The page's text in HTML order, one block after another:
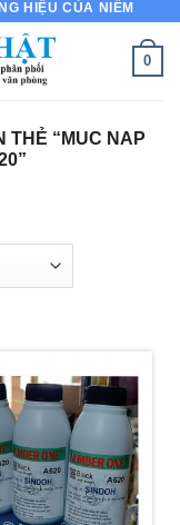
HIỆU CỦA NIỀM TIN
0
THẺ “MUC NAP